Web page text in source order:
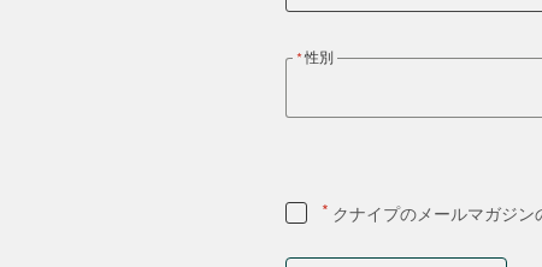
性別
* クナイプのメールマガジン